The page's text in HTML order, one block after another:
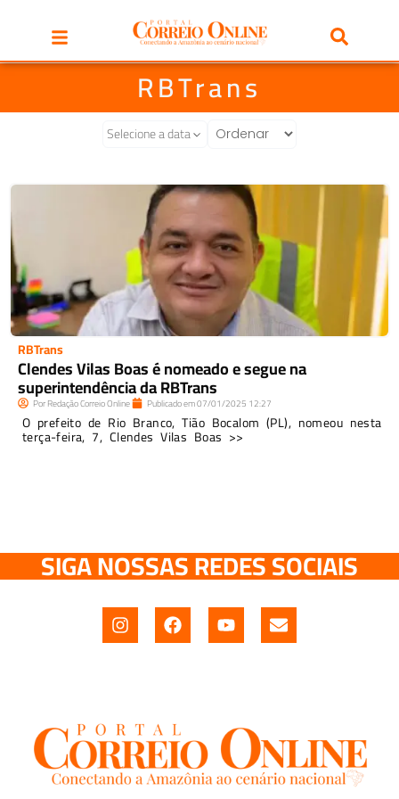
RBTrans
Selecione a data
RBTrans
Clendes Vilas Boas é nomeado e segue na
superintendência da RBTrans
PorRedação Correio Online Publicado em07/01/2025 12:27
O prefeito de Rio Branco, Tião Bocalom (PL), nomeou nesta
terça-feira, 7, Clendes Vilas Boas >>
SIGA NOSSAS REDES SOCIAIS